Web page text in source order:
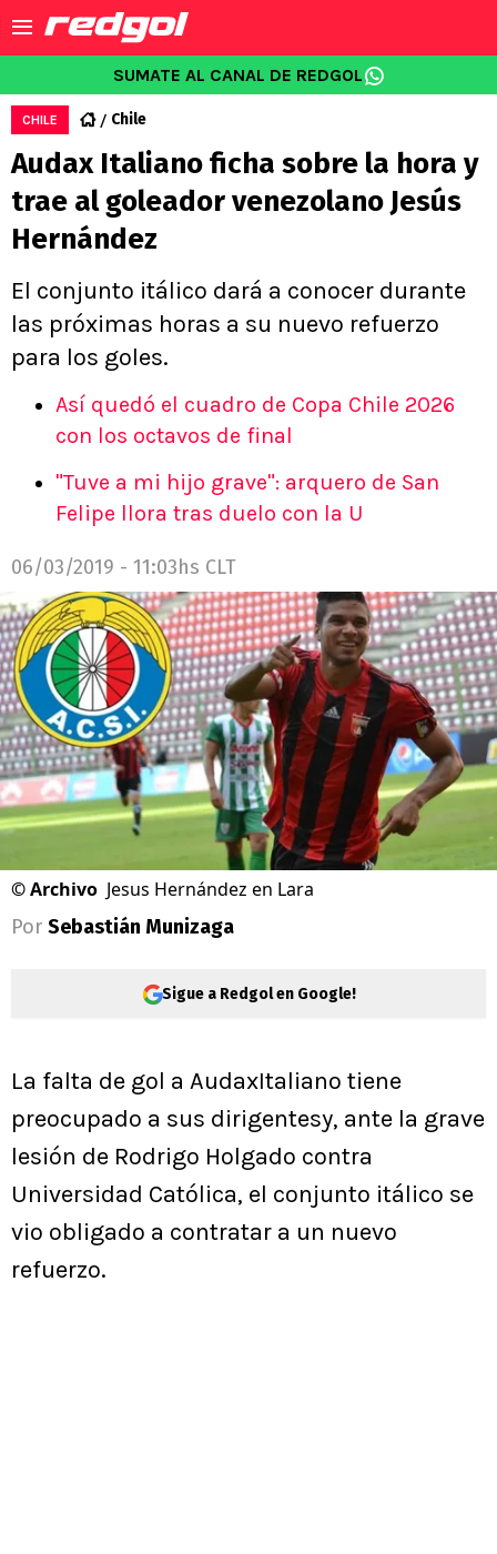
SUMATE AL CANAL DE REDGOL
CHILE Chile
Audax Italiano ficha sobre la hora y
trae al goleador venezolano Jesús
Hernández
El conjunto itálico dará a conocer durante
las próximas horas a su nuevo refuerzo
para los goles.
Así quedó el cuadro de Copa Chile 2026
con los octavos de final
"Tuve a mi hijo grave": arquero de San
Felipe llora tras duelo con la U
06/03/2019 - 11:03hs CLT
©Archivo Jesus Hernández en Lara
Por Sebastián Munizaga
Sigue a Redgol en Google!
La falta de gol a AudaxItaliano tiene
preocupado a sus dirigentesy, ante la grave
lesión de Rodrigo Holgado contra
Universidad Católica, el conjunto itálico se
vio obligado a contratar a un nuevo
refuerzo.